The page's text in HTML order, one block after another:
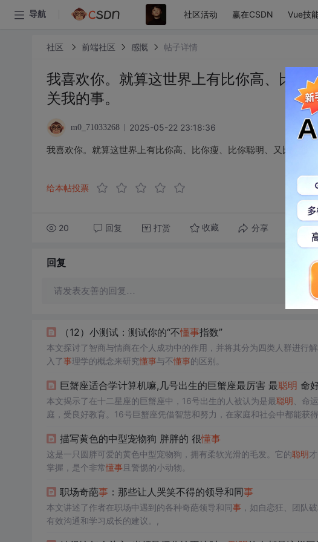
导航 社区活动 赢在CSDN Vue技
社区 前端社区 感慨 帖子详情
我喜欢你。就算这世界上有比你高、比你
关我的事。
m0_71033268 2025-05-22 23:18:36
我喜欢你。就算这世界上有比你高、比你瘦、比你聪明、又比你懂
给本帖投票
20 回复 打赏 收藏 分享 转
回复
请发表友善的回复…
（12）小测试：测试你的“不懂事指数”
本文探讨了智商与情商在个人成功中的作用，并将其分为四类人群进行
入了事理学的概念来研究懂事与不懂事的区别。
巨蟹座适合学计算机嘛,几号出生的巨蟹座最厉害 最聪明 命
本文揭示了在十二星座的巨蟹座中，16号出生的人被认为是最聪明 、命
庭，受良好教育。16号巨蟹座凭借智慧和努力，在家庭和社会中都能获得
描写黄色的中型宠物狗 胖胖的 很懂事
这是一只圆胖可爱的黄色中型宠物狗，拥有柔软光滑的毛发。它的聪明
掌握，是个非常懂事且警惕的小动物。
职场奇葩事 ：那些让人哭笑不得的领导和同事
本文讲述了作者在职场中遇到的各种奇葩领导和同事，如自恋狂、团队
有效沟通和学习成长的建议。,